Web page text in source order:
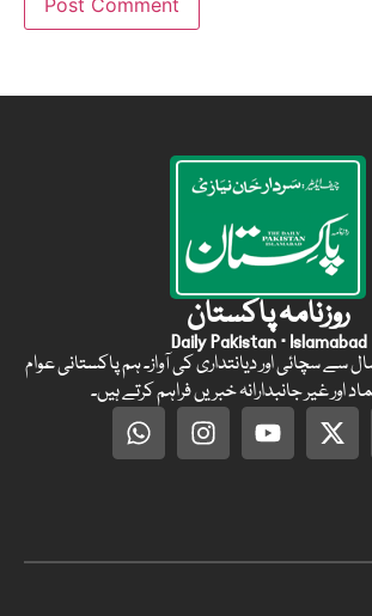
روزنامہ پاکستان
Daily Pakistan · Islamabad
پاکستان, 70 سال سے سچائی اور دیانتداری کی آواز۔ ہم پاکستانی عوام
اور غیر جانبدارانہ خبریں فراہم کرتے ہیں۔